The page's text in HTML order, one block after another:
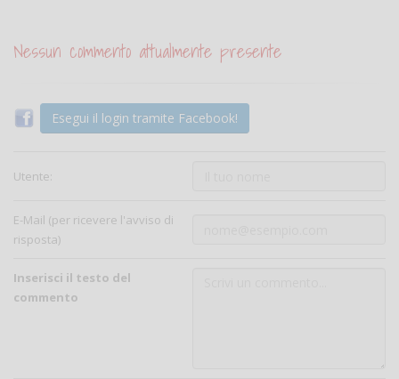
Nessun commento attualmente presente
Esegui il login tramite Facebook!
Utente:
E-Mail (per ricevere l'avviso di
risposta)
Inserisci il testo del
commento